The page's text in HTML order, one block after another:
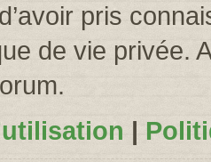
pris
de vie privée.
|